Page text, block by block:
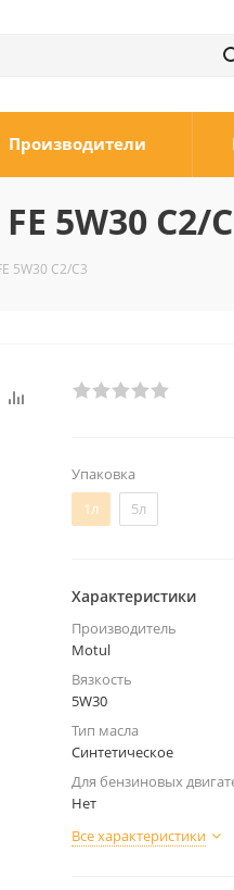
Производители
5W30 C2/
5W30 C2/C3
Упаковка
1л
5л
Характеристики
Производитель
Motul
Вязкость
5W30
Тип масла
Синтетическое
Для бензиновых
Нет
Все характеристики